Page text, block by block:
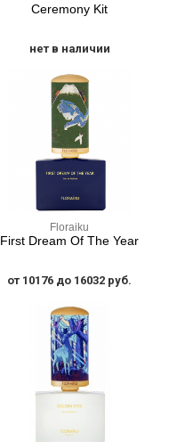
Ceremony Kit
нет в наличии
Floraiku
First Dream Of The Year
от 10176 до 16032 руб.